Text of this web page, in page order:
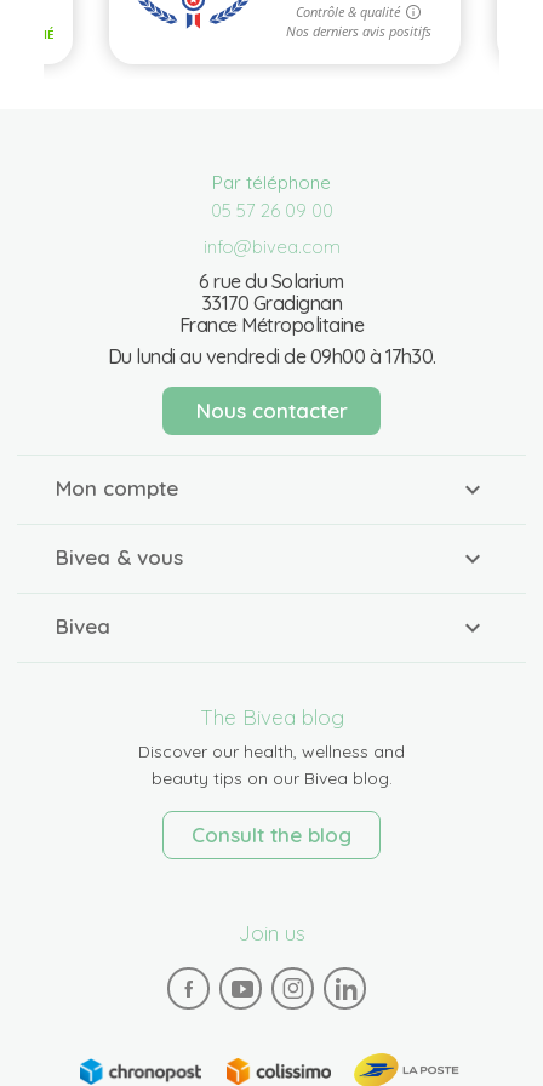
Par téléphone
05 57 26 09 00
info@bivea.com
6 rue du Solarium
33170 Gradignan
France Métropolitaine
Du lundi au vendredi de 09h00 à 17h30.
Nous contacter
Mon compte
Bivea & vous
Bivea
The Bivea blog
Discover our health, wellness and
beauty tips on our Bivea blog.
Consult the blog
Join us